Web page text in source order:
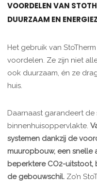
VOORDELEN VAN
DUURZAAM EN
Het gebruik van
voordelen. Ze zijn niet
ook duurzaam, én ze
huis. ​
Daarnaast garandeert
binnenhuisoppervlakte.
systemen dankzij de
muuropbouw, een
beperktere CO2-uitstoot,
de gebouwschil. Zo’n